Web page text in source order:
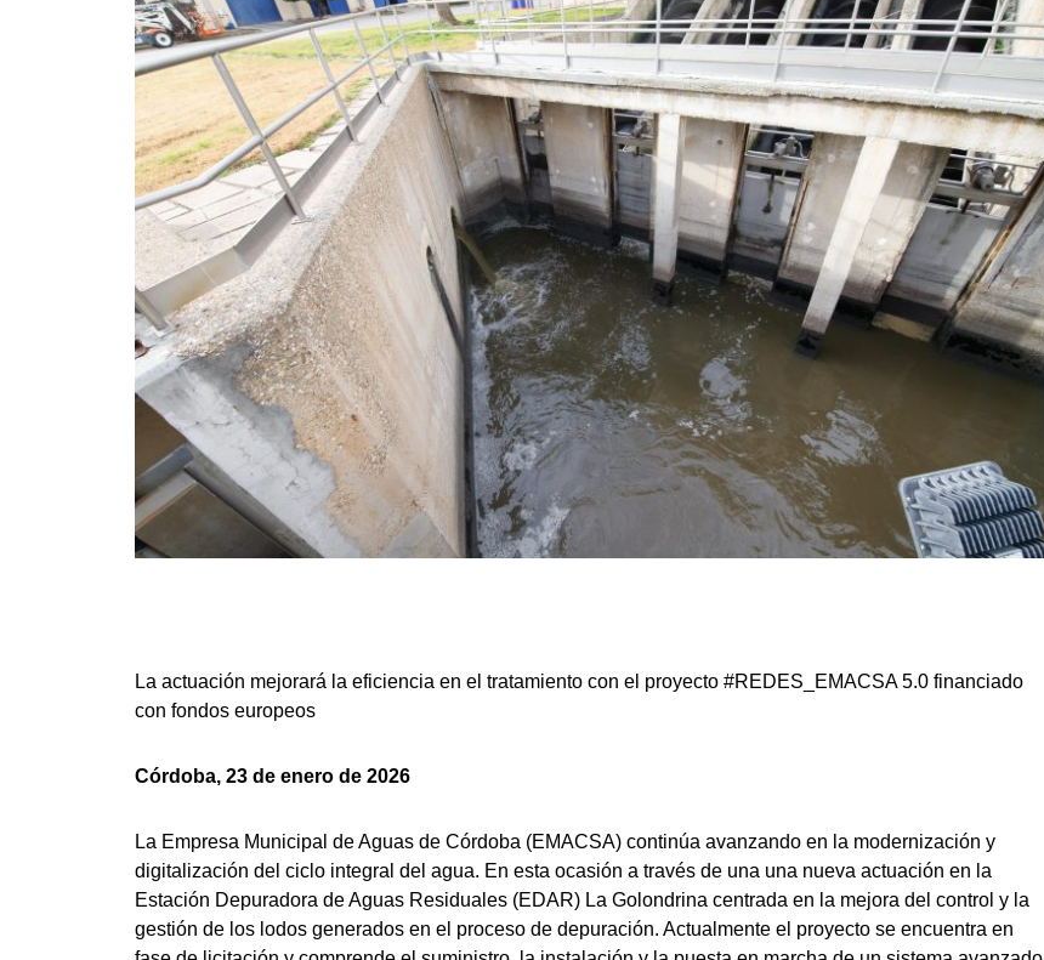
La actuación mejorará la eficiencia en el tratamiento con el proyecto #REDES_EMACSA 5.0 financiado
con fondos europeos
Córdoba, 23 de enero de 2026
La Empresa Municipal de Aguas de Córdoba (EMACSA) continúa avanzando en la modernización y
digitalización del ciclo integral del agua. En esta ocasión a través de una una nueva actuación en la
Estación Depuradora de Aguas Residuales (EDAR) La Golondrina centrada en la mejora del control y la
gestión de los lodos generados en el proceso de depuración. Actualmente el proyecto se encuentra en